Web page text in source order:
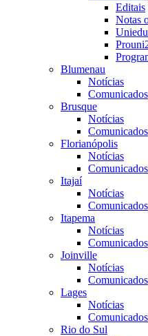
Editais
Notas
Blumenau
Notícias
Comunicados
Brusque
Notícias
Comunicados
Florianópolis
Notícias
Comunicados
Itajaí
Notícias
Comunicados
Itapema
Notícias
Comunicados
Joinville
Notícias
Comunicados
Lages
Notícias
Comunicados
Rio do Sul